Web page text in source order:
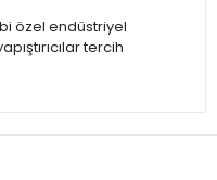
özel endüstriyel
tercih